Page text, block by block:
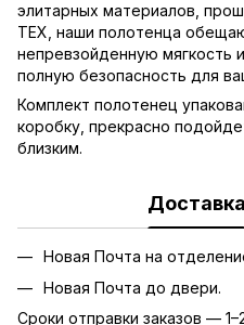
элитарных материалов,
TEX, наши полотенца
непревзойденную мягкость
полную безопасность для
Комплект полотенец
коробку, прекрасно
близким.
Доставка
Новая Почта на
Новая Почта до двери.
Сроки отправки заказов —